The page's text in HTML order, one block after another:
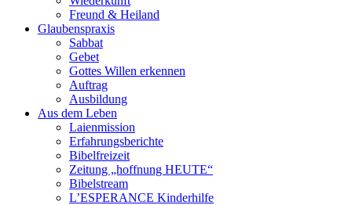
Freund & Heiland
Glaubenspraxis
Sabbat
Gebet
Gottes Willen erkennen
Auftrag
Ausbildung
Aus dem Leben
Laienmission
Erfahrungsberichte
Bibelfreizeit
Zeitung „hoffnung HEUTE“
Bibelstream
L’ESPERANCE Kinderhilfe